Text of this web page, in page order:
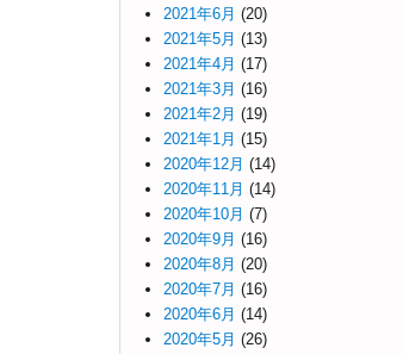
2021年6月 (20)
2021年5月 (13)
2021年4月 (17)
2021年3月 (16)
2021年2月 (19)
2021年1月 (15)
2020年12月 (14)
2020年11月 (14)
2020年10月 (7)
2020年9月 (16)
2020年8月 (20)
2020年7月 (16)
2020年6月 (14)
2020年5月 (26)